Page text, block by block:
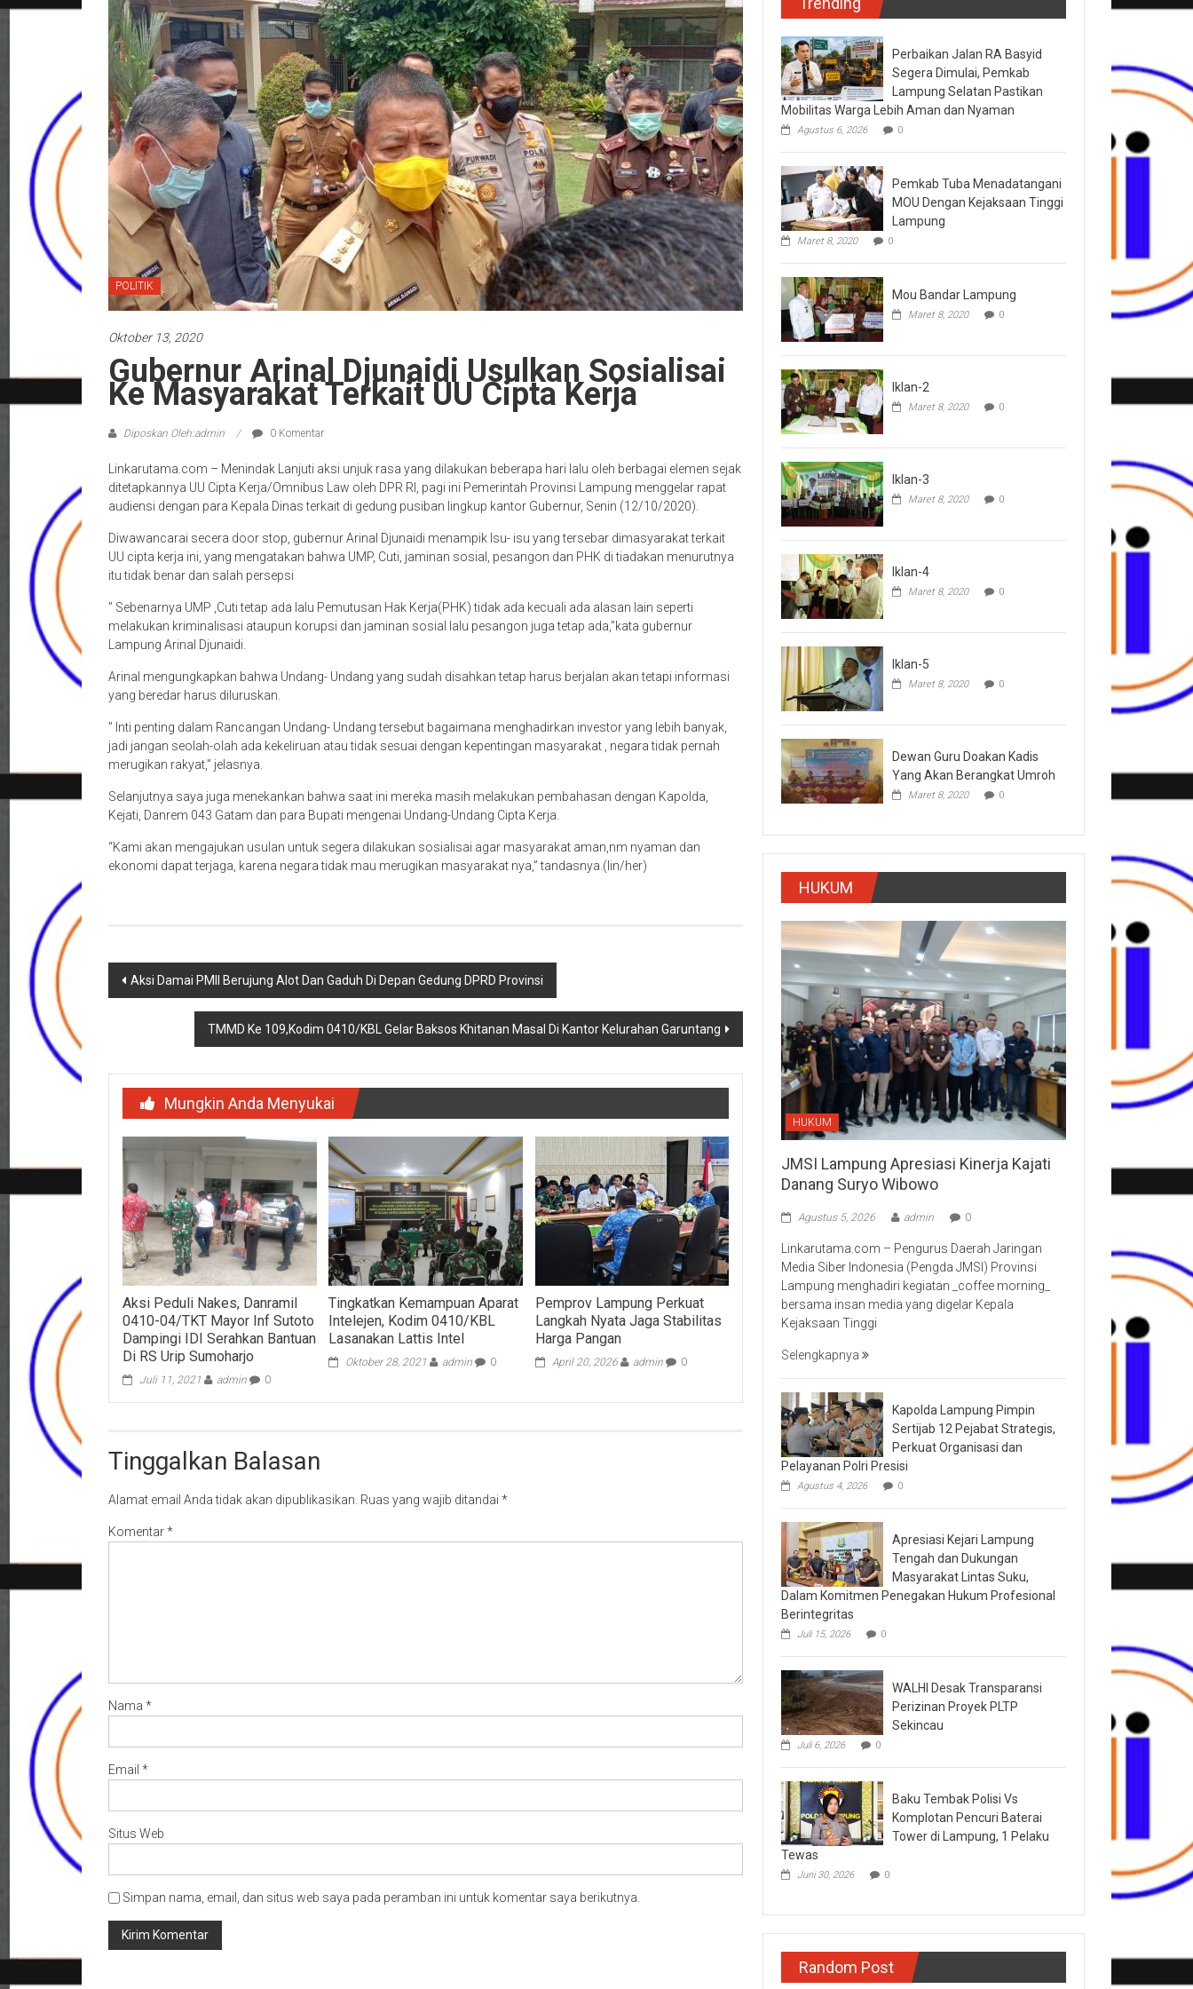
POLITIK
Oktober 13, 2020
Gubernur Arinal Djunaidi Usulkan Sosialisai
Ke Masyarakat Terkait UU Cipta Kerja
Diposkan Oleh:admin 0 Komentar
Linkarutama.com – Menindak Lanjuti aksi unjuk rasa yang dilakukan beberapa hari lalu oleh berbagai elemen sejak
ditetapkannya UU Cipta Kerja/Omnibus Law oleh DPR RI, pagi ini Pemerintah Provinsi Lampung menggelar rapat
audiensi dengan para Kepala Dinas terkait di gedung pusiban lingkup kantor Gubernur, Senin (12/10/2020).
Diwawancarai secera door stop, gubernur Arinal Djunaidi menampik Isu- isu yang tersebar dimasyarakat terkait
UU cipta kerja ini, yang mengatakan bahwa UMP, Cuti, jaminan sosial, pesangon dan PHK di tiadakan menurutnya
itu tidak benar dan salah persepsi
” Sebenarnya UMP ,Cuti tetap ada lalu Pemutusan Hak Kerja(PHK) tidak ada kecuali ada alasan lain seperti
melakukan kriminalisasi ataupun korupsi dan jaminan sosial lalu pesangon juga tetap ada,”kata gubernur
Lampung Arinal Djunaidi.
Arinal mengungkapkan bahwa Undang- Undang yang sudah disahkan tetap harus berjalan akan tetapi informasi
yang beredar harus diluruskan.
” Inti penting dalam Rancangan Undang- Undang tersebut bagaimana menghadirkan investor yang lebih banyak,
jadi jangan seolah-olah ada kekeliruan atau tidak sesuai dengan kepentingan masyarakat , negara tidak pernah
merugikan rakyat,” jelasnya.
Selanjutnya saya juga menekankan bahwa saat ini mereka masih melakukan pembahasan dengan Kapolda,
Kejati, Danrem 043 Gatam dan para Bupati mengenai Undang-Undang Cipta Kerja.
“Kami akan mengajukan usulan untuk segera dilakukan sosialisai agar masyarakat aman,nm nyaman dan
ekonomi dapat terjaga, karena negara tidak mau merugikan masyarakat nya,” tandasnya.(lin/her)
Navigasi
Aksi Damai PMII Berujung Alot Dan Gaduh Di Depan Gedung DPRD Provinsi
TMMD Ke 109,Kodim 0410/KBL Gelar Baksos Khitanan Masal Di Kantor Kelurahan Garuntang
Mungkin Anda Menyukai
Aksi Peduli Nakes, Danramil
0410-04/TKT Mayor Inf Sutoto
Dampingi IDI Serahkan Bantuan
Di RS Urip Sumoharjo
Juli 11, 2021 admin 0
Tingkatkan Kemampuan Aparat
Intelejen, Kodim 0410/KBL
Lasanakan Lattis Intel
Oktober 28, 2021 admin 0
Pemprov Lampung Perkuat
Langkah Nyata Jaga Stabilitas
Harga Pangan
April 20, 2026 admin 0
Tinggalkan Balasan
Alamat email Anda tidak akan dipublikasikan. Ruas yang wajib ditandai *
Komentar*
Nama *
Email *
Situs Web
Simpan nama, email, dan situs web saya pada peramban ini untuk komentar saya berikutnya.
Perbaikan Jalan RA Basyid
Segera Dimulai, Pemkab
Lampung Selatan Pastikan
Mobilitas Warga Lebih Aman dan Nyaman
Agustus 6, 2026 0
Pemkab Tuba Menadatangani
MOU Dengan Kejaksaan Tinggi
Lampung
Maret 8, 2020 0
Mou Bandar Lampung
Maret 8, 2020 0
Iklan-2
Maret 8, 2020 0
Iklan-3
Maret 8, 2020 0
Iklan-4
Maret 8, 2020 0
Iklan-5
Maret 8, 2020 0
Dewan Guru Doakan Kadis
Yang Akan Berangkat Umroh
Maret 8, 2020 0
HUKUM
HUKUM
JMSI Lampung Apresiasi Kinerja Kajati
Danang Suryo Wibowo
Agustus 5, 2026 admin 0
Linkarutama.com – Pengurus Daerah Jaringan
Media Siber Indonesia (Pengda JMSI) Provinsi
Lampung menghadiri kegiatan _coffee morning_
bersama insan media yang digelar Kepala
Kejaksaan Tinggi
Selengkapnya
Kapolda Lampung Pimpin
Sertijab 12 Pejabat Strategis,
Perkuat Organisasi dan
Pelayanan Polri Presisi
Agustus 4, 2026 0
Apresiasi Kejari Lampung
Tengah dan Dukungan
Masyarakat Lintas Suku,
Dalam Komitmen Penegakan Hukum Profesional
Berintegritas
Juli 15, 2026 0
WALHI Desak Transparansi
Perizinan Proyek PLTP
Sekincau
Juli 6, 2026 0
Baku Tembak Polisi Vs
Komplotan Pencuri Baterai
Tower di Lampung, 1 Pelaku
Tewas
Juni 30, 2026 0
Random Post